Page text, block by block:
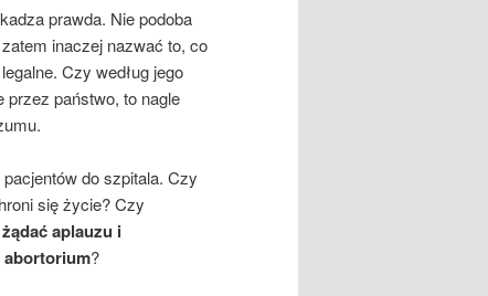
prawda. Nie podoba
inaczej nazwać to, co
Czy według jego
przez państwo, to nagle
do szpitala. Czy
się życie? Czy
aplauzu i
abortorium?